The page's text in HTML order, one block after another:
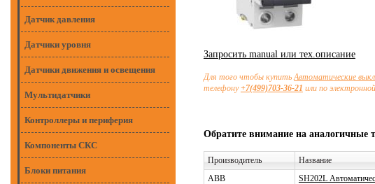
Датчик давления
Датчики уровня
Датчики движения и освещения
Мультидатчики
Контроллеры и периферия
Компоненты СКС
Блоки питания
Запросить manual или тех.описание
Для того чтобы купитьАвтоматические
телефону+7(499)703-36-21 или по
Обратите внимание на аналогичные
Производитель Название
ABB
SH202L